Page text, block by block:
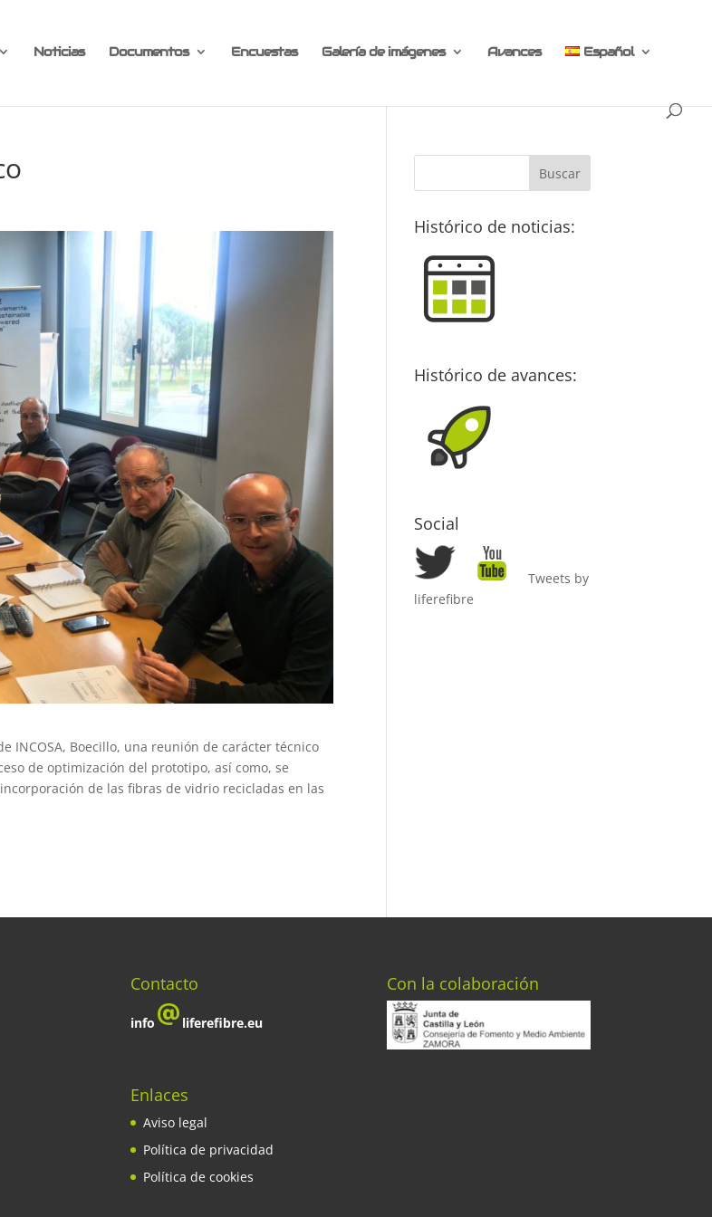
Noticias Documentos Encuestas Galería de imágenes Avances Español
INCOSA, Boecillo, una reunión de carácter técnico
de optimización del prototipo, así como, se
de las fibras de vidrio recicladas en las
Histórico de noticias:
Histórico de avances:
Social
Tweets by
liferefibre
Contacto
info liferefibre.eu
Enlaces
Aviso legal
Política de privacidad
Política de cookies
Con la colaboración